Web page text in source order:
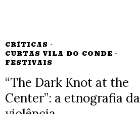
CRÍTICAS ·
CURTAS VILA DO CONDE ·
FESTIVAIS
“The Dark Knot at the
Center”: a etnografia da